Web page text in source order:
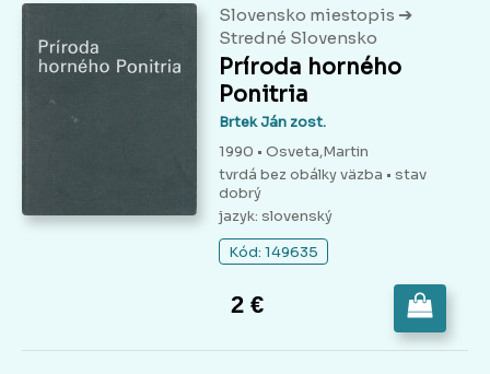
Slovensko miestopis ➔
Stredné Slovensko
Príroda horného
Ponitria
Brtek Ján zost.
1990 • Osveta,Martin
tvrdá bez obálky väzba • stav
dobrý
jazyk: slovenský
Kód: 149635
2 €